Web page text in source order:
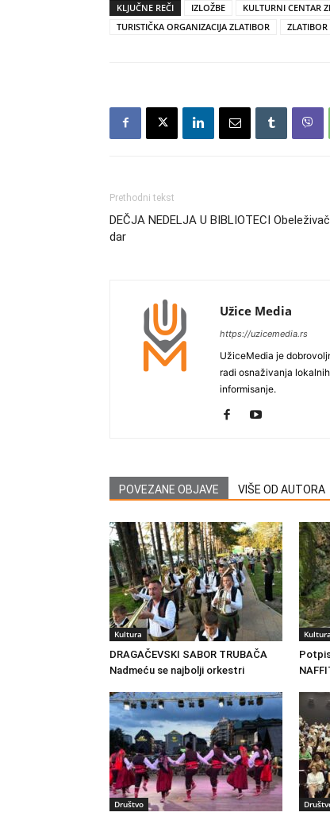
KLJUČNE REČI
IZLOŽBE KULTURNI CENTAR
TURISTIČKA ORGANIZACIJA ZLATIBOR
ZLATIBOR
Prethodni tekst
DEČJA NEDELJA U BIBLIOTECI
dar
Užice Media
https://uzicemedia.rs
UžiceMedia je
radi osnaživanja
informisanje.
POVEZANE OBJAVE VIŠE OD AUTORA
Kultura
DRAGAČEVSKI SABOR TRUBAČA
Nadmeću se najbolji orkestri
Kultura
Društvo